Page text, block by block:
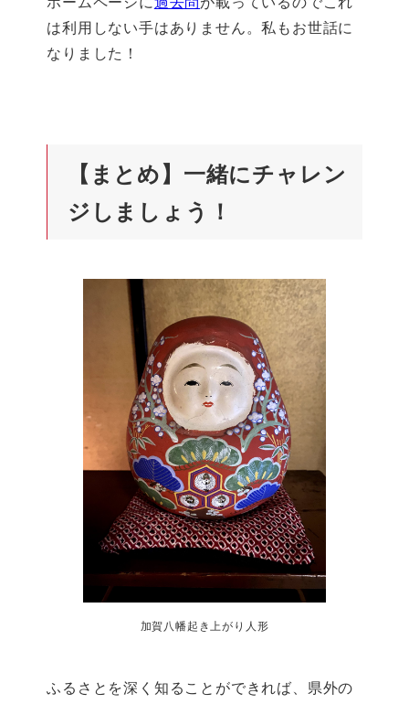
は利用しない手はありません。私もお世話に
なりました！
【まとめ】一緒にチャレン
ジしましょう！
加賀八幡起き上がり人形
ふるさとを深く知ることができれば、県外の